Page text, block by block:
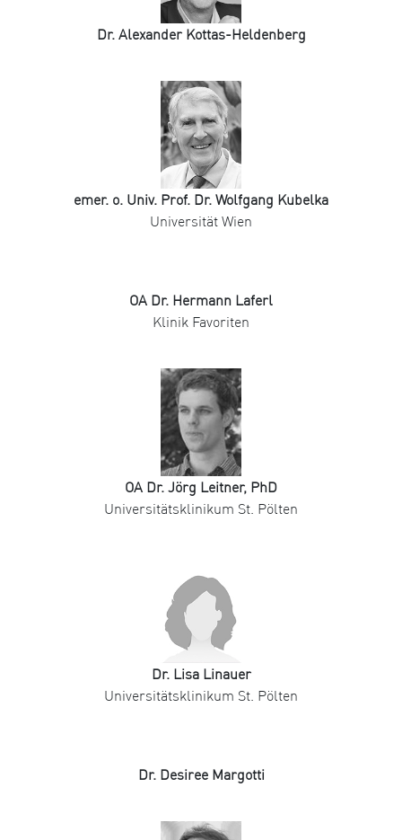
Dr. Alexander Kottas-Heldenberg
emer. o. Univ. Prof. Dr. Wolfgang Kubelka
Universität Wien
OA Dr. Hermann Laferl
Klinik Favoriten
OA Dr. Jörg Leitner, PhD
Universitätsklinikum St. Pölten
Dr. Lisa Linauer
Universitätsklinikum St. Pölten
Dr. Desiree Margotti